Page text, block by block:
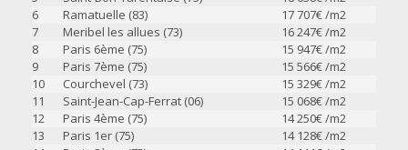
6
Ramatuelle (83) 17 707€ /m2
7
Meribel les allues (73) 16 247€ /m2
8
Paris 6ème (75) 15 947€ /m2
9
Paris 7ème (75) 15 566€ /m2
10
Courchevel (73) 15 329€ /m2
11
Saint-Jean-Cap-Ferrat (06) 15 068€ /m2
12
Paris 4ème (75) 14 250€ /m2
13
Paris 1er (75) 14 128€ /m2